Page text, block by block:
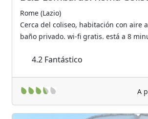
Rome (Lazio)
Cerca del coliseo, habitación con aire
baño privado. wi-fi gratis. está a 8
4.2 Fantástico
A